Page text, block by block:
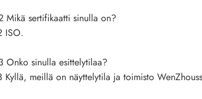
Mikä sertifikaatti sinulla on?
ISO.
Onko sinulla esittelytilaa?
Kyllä, meillä on näyttelytila ​​ja toimisto